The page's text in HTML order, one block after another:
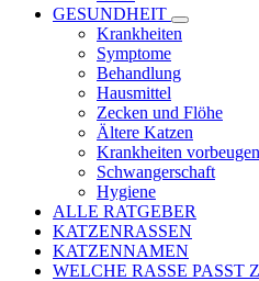
GESUNDHEIT
Krankheiten
Symptome
Behandlung
Hausmittel
Zecken und Flöhe
Ältere Katzen
Krankheiten vorbeugen
Schwangerschaft
Hygiene
ALLE RATGEBER
KATZENRASSEN
KATZENNAMEN
WELCHE RASSE PASST